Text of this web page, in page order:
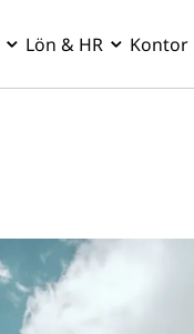
Lön & HR Kontor